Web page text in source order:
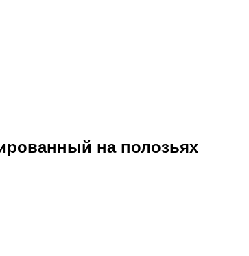
на полозьях